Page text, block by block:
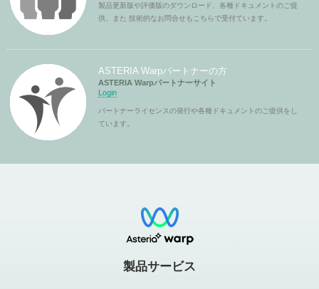
製品更新版や評価版のダウンロード、各種ドキュメントのご提
供、また 技術的なお問合せもこちらで受付ています。
ASTERIA Warpパートナーの方
ASTERIA Warpパートナーサイト
Login
パートナーライセンスの発行や各種ドキュメントのご提供をし
ています。
製品サービス